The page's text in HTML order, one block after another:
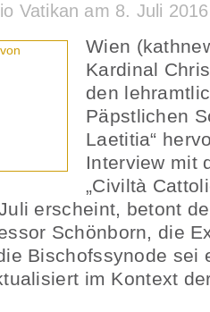
Vatikan am 8. Juli
Wien
Kardinal
den
Päpstlichen
Laetitia“
Interview mit
„Civiltà
erscheint, betont
Schönborn, die
Bischofssynode sei
im Kontext